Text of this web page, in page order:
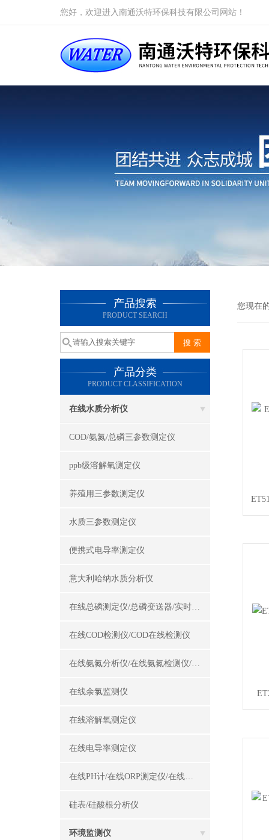
您好，欢迎进入南通沃特环保科技有限公司网站！
产品搜索
PRODUCT SEARCH
产品分类
PRODUCT CLASSIFICATION
在线水质分析仪
COD/氨氮/总磷三参数测定仪
ppb级溶解氧测定仪
养殖用三参数测定仪
水质三参数测定仪
便携式电导率测定仪
意大利哈纳水质分析仪
在线总磷测定仪/总磷变送器/实时总磷监测仪
在线COD检测仪/COD在线检测仪
在线氨氮分析仪/在线氨氮检测仪/氨氮变送器
在线余氯监测仪
在线溶解氧测定仪
在线电导率测定仪
在线PH计/在线ORP测定仪/在线酸碱度计
硅表/硅酸根分析仪
环境监测仪
您现在